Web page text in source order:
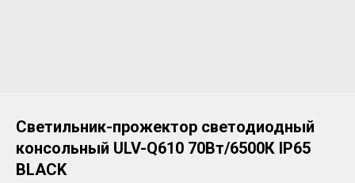
Светильник-прожектор светодиодный
консольный ULV-Q610 70Вт/6500К IP65
BLACK